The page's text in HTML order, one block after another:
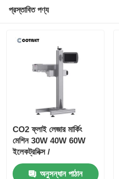
প্রস্তাবিত পণ্য
CO2 ফ্লাই লেজার মার্কিং
মেশিন 30W 40W 60W
ইলেকট্রনিক্স /
ফার্মাসিউটিক্যালসের জন্য
অনুসন্ধান পাঠান